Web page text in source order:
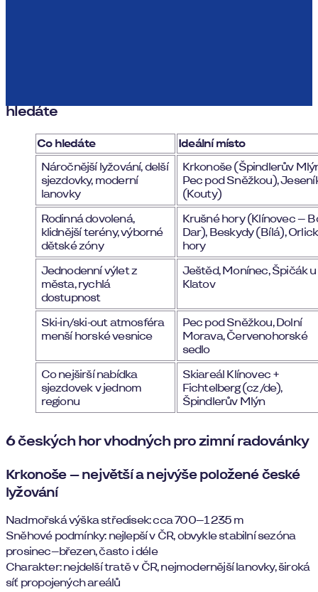
hledáte
Co hledáte
Ideální místo
Náročnější lyžování, delší
sjezdovky, moderní
lanovky
Krkonoše (Špindlerův
Pec pod Sněžkou),
(Kouty)
Rodinná dovolená,
klidnější terény, výborné
dětské zóny
Krušné hory (Klínovec –
Dar), Beskydy (Bílá),
hory
Jednodenní výlet z
města, rychlá
dostupnost
Ještěd, Monínec, Špičák u
Klatov
Ski-in/ski-out atmosféra
menší horské vesnice
Pec pod Sněžkou, Dolní
Morava, Červenohorské
sedlo
Co nejširší nabídka
sjezdovek v jednom
regionu
Skiareál Klínovec +
Fichtelberg (cz/de),
Špindlerův Mlýn
6 českých hor vhodných pro zimní radovánky
Krkonoše – největší a nejvýše položené české
lyžování
Nadmořská výška středisek: cca 700–1 235 m
Sněhové podmínky: nejlepší v ČR, obvykle stabilní sezóna
prosinec–březen, často i déle
Charakter: nejdelší tratě v ČR, nejmodernější lanovky, široká
síť propojených areálů